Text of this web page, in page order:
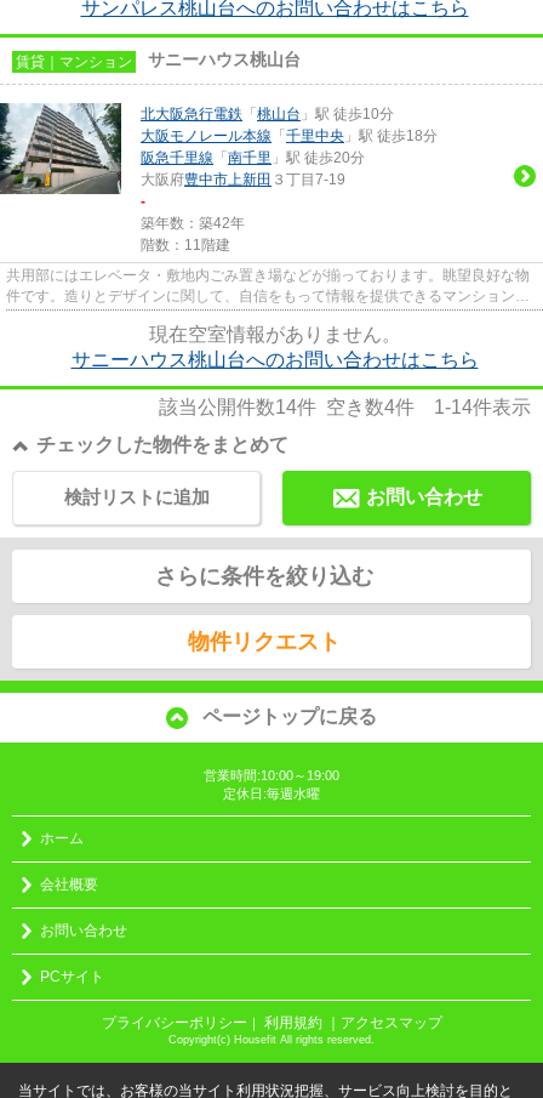
サンパレス桃山台へのお問い合わせはこちら
賃貸｜マンション サニーハウス桃山台
北大阪急行電鉄 「 桃山台 」駅 徒歩10分
大阪モノレール本線 「 千里中央 」駅 徒歩18分
阪急千里線 「 南千里 」駅 徒歩20分
大阪府豊中市上新田 ３丁目7-19
-
築年数：築42年
階数：11階建
共用部にはエレベータ・敷地内ごみ置き場などが揃っております。眺望良好な物
件です。造りとデザインに関して、自信をもって情報を提供できるマンションで
現在空室情報がありません。
サニーハウス桃山台へのお問い合わせはこちら
該当公開件数14件 空き数4件 1-14件表示
チェックした物件をまとめて
お問い合わせ
検討リストに追加
さらに条件を絞り込む
物件リクエスト
ページトップに戻る
営業時間:10:00～19:00
定休日:毎週水曜
ホーム
会社概要
お問い合わせ
PCサイト
プライバシーポリシー ｜ 利用規約 ｜アクセスマップ
Copyright(c) Housefit All rights reserved.
当サイトでは、お客様の当サイト利用状況把握、サービス向上検討を目的と